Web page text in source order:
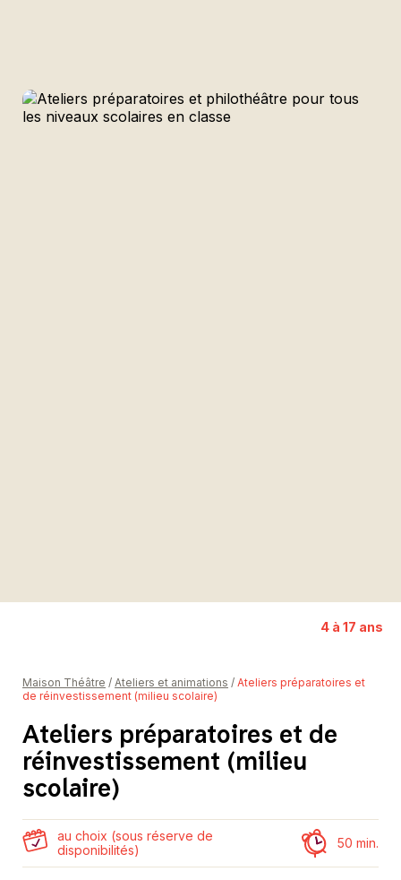
Programmation
Programmation famille
4 à 17 ans
Maison Théâtre / Ateliers et animations / Ateliers préparatoires et
de réinvestissement (milieu scolaire)
Ateliers préparatoires et de
réinvestissement (milieu
scolaire)
au choix (sous réserve de
disponibilités)
50 min.